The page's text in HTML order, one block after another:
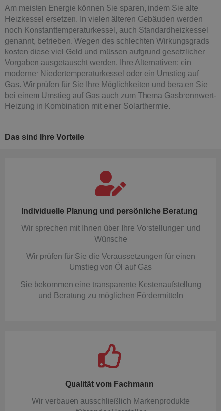
Am meisten Energie können Sie sparen, indem Sie alte
Heizkessel ersetzen. In vielen älteren Gebäuden werden
noch Konstanttemperaturkessel, auch Standardheizkessel
genannt, betrieben. Wegen des schlechten Wirkungsgrads
kosten diese viel Geld und müssen aufgrund gesetzlicher
Vorgaben ausgetauscht werden. Ihre Alternativen: ein
moderner Niedertemperaturkessel oder ein Umstieg auf
Gas. Wir prüfen für Sie Ihre Möglichkeiten und beraten Sie
bei einem Umstieg auf Gas auch zum Thema Gasbrennwert-
Heizung in Kombination mit einer Solarthermie.
Das sind Ihre Vorteile
Individuelle Planung und persönliche Beratung
Wir sprechen mit Ihnen über Ihre Vorstellungen und
Wünsche
Wir prüfen für Sie die Voraussetzungen für einen
Umstieg von Öl auf Gas
Sie bekommen eine transparente Kostenaufstellung
und Beratung zu möglichen Fördermitteln
Qualität vom Fachmann
Wir verbauen ausschließlich Markenprodukte